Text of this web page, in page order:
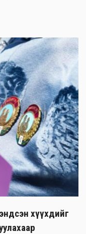
хүүхдийг